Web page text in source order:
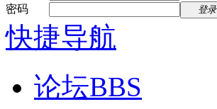
密码
登录
快捷导航
论坛BBS